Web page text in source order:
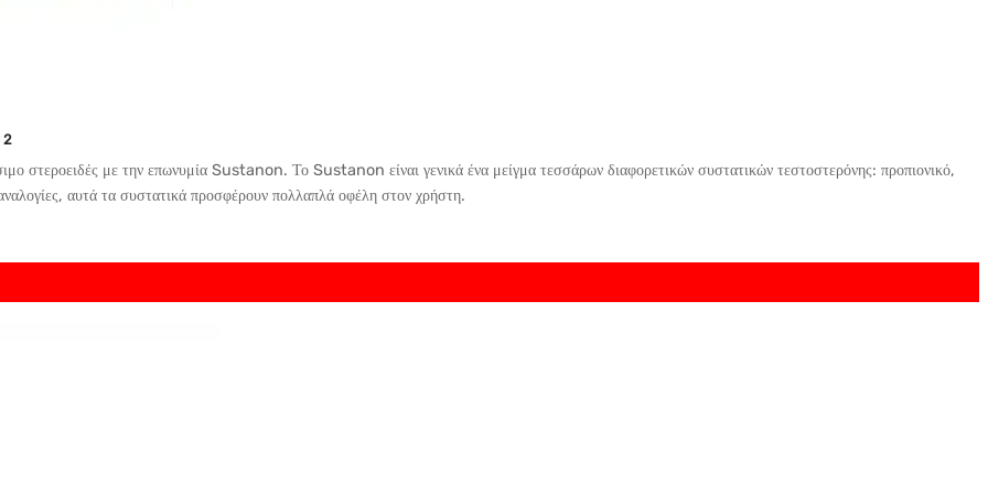
2
με την επωνυμία Sustanon. Το Sustanon είναι γενικά ένα μείγμα τεσσάρων διαφορετικών συστατικών τεστοστερόνης: προπιονικό,
αυτά τα συστατικά προσφέρουν πολλαπλά οφέλη στον χρήστη.